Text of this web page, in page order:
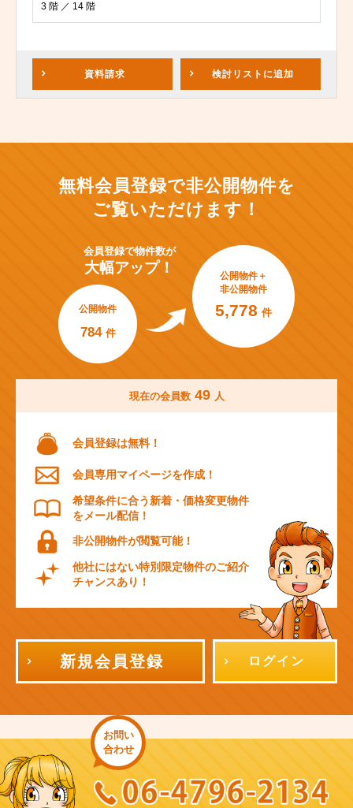
3 階 ／ 14 階
資料請求 検討リスト に追加
無料会員登録で非公開物件を
ご覧いただけます！
会員登録で物件数が
大幅アップ！
公開物件
784 件
公開物件＋
非公開物件
5,778 件
現在の会員数 49 人
会員登録は無料！
会員専用マイページを作成！
希望条件に合う新着・価格変更物件
をメール配信！
非公開物件が閲覧可能！
他社にはない特別限定物件のご紹介
チャンスあり！
新規会員登録 ログイン
お問い
合わせ